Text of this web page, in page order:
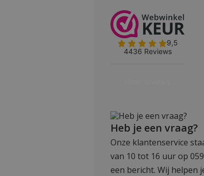
Heb je een vraag?
Onze klantenservice
van 10 tot 16 uur op
een bericht. Wij helpen